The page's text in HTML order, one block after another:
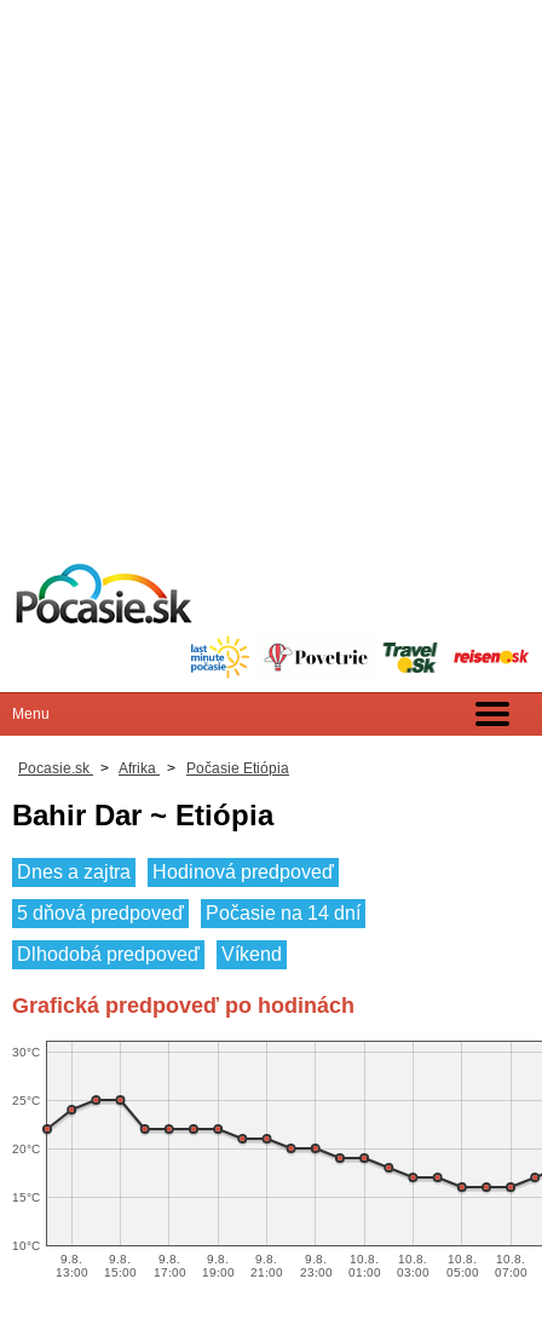
Pocasie.sk > Afrika > Počasie Etiópia
Bahir Dar ~ Etiópia
Dnes a zajtra
Hodinová predpoveď
5 dňová predpoveď
Počasie na 14 dní
Dlhodobá predpoveď
Víkend
Grafická predpoveď po hodinách
9.8.
13:00
9.8.
15:00
9.8.
17:00
9.8.
19:00
9.8.
21:00
9.8.
23:00
10.8.
01:00
10.8.
03:00
10.8.
05:00
10.8.
07:00
10°C
15°C
20°C
25°C
30°C